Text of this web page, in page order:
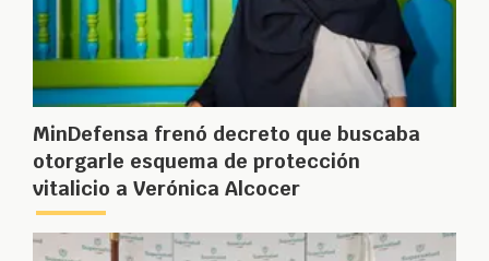
MinDefensa frenó decreto que buscaba
otorgarle esquema de protección
vitalicio a Verónica Alcocer